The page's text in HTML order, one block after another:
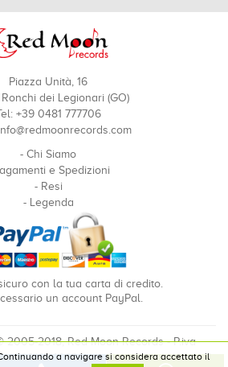
Piazza Unità, 16
dei Legionari (GO)
+39 0481 777706
- Chi Siamo
e Spedizioni
- Resi
- Legenda
con la tua carta di credito.
un account PayPal.
2018, Red Moon Records - P.iva
00910240324a navigare si considera accettato il